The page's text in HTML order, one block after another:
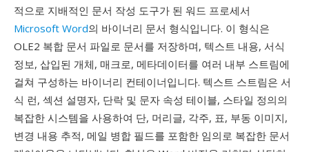
적으로 지배적인 문서 작성 도구가 된 워드 프로세서
Microsoft Word의 바이너리 문서 형식입니다. 이 형식은
OLE2 복합 문서 파일로 문서를 저장하며, 텍스트 내용, 서식
정보, 삽입된 개체, 매크로, 메타데이터를 여러 내부 스트림에
걸쳐 구성하는 바이너리 컨테이너입니다. 텍스트 스트림은 서
식 런, 섹션 설명자, 단락 및 문자 속성 테이블, 스타일 정의의
복잡한 시스템을 사용하여 단, 머리글, 각주, 표, 부동 이미지,
변경 내용 추적, 메일 병합 필드를 포함한 임의로 복잡한 문서